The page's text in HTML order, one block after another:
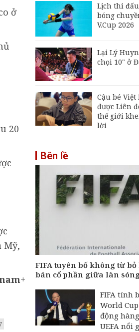
ở
20
Mỹ,
Lịch thi
bóng
V.Cup 2026
Lại Lý
chọi 10" ở
Cậu bé
được Liên
thế giới
lời
Bên lề
FIFA tuyên bố không từ bỏ
bán cổ phần giữa làn
FIFA tính
World
động
UEFA nổi